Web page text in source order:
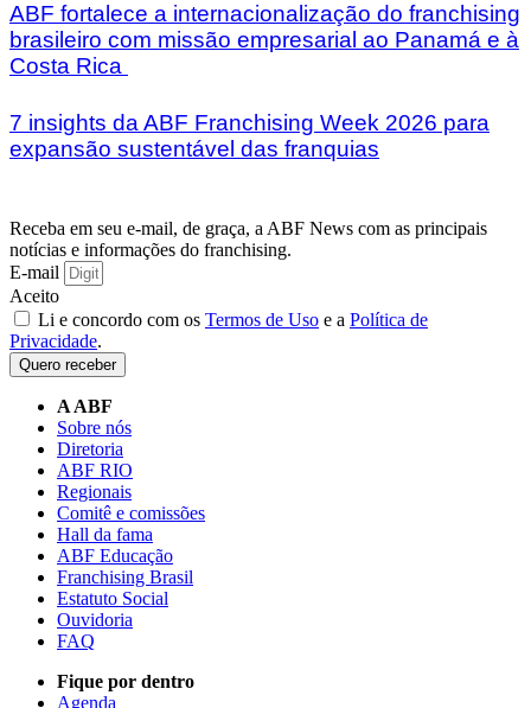
ABF fortalece a internacionalização do franchising
brasileiro com missão empresarial ao Panamá e à
Costa Rica
7 insights da ABF Franchising Week 2026 para
expansão sustentável das franquias
Receba em seu e-mail, de graça, a ABF News com as principais
notícias e informações do franchising.
E-mail
Aceito
Li e concordo com os Termos de Uso e a Política de
Privacidade.
Quero receber
A ABF
Sobre nós
Diretoria
ABF RIO
Regionais
Comitê e comissões
Hall da fama
ABF Educação
Franchising Brasil
Estatuto Social
Ouvidoria
FAQ
Fique por dentro
Agenda